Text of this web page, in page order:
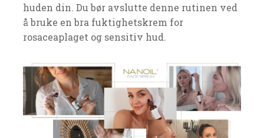
huden din. Du bør avslutte denne rutinen ved
å bruke en bra fuktighetskrem for
rosaceaplaget og sensitiv hud.